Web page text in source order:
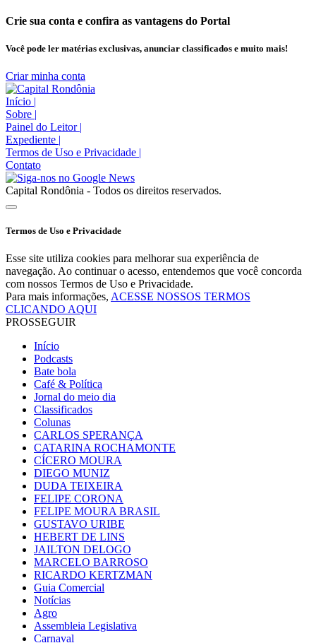
Crie sua conta e confira as vantagens do Portal
Você pode ler matérias exclusivas, anunciar classificados e muito mais!
Criar minha conta
Início |
Sobre |
Painel do Leitor |
Expediente |
Termos de Uso e Privacidade |
Contato
Capital Rondônia - Todos os direitos reservados.
Termos de Uso e Privacidade
Esse site utiliza cookies para melhorar sua experiência de
navegação. Ao continuar o acesso, entendemos que você concorda
com nossos Termos de Uso e Privacidade.
Para mais informações, ACESSE NOSSOS TERMOS
CLICANDO AQUI
PROSSEGUIR
Início
Podcasts
Bate bola
Café & Política
Jornal do meio dia
Classificados
Colunas
CARLOS SPERANÇA
CATARINA ROCHAMONTE
CÍCERO MOURA
DIEGO MUNIZ
DUDA TEIXEIRA
FELIPE CORONA
FELIPE MOURA BRASIL
GUSTAVO URIBE
HEBERT DE LINS
JAILTON DELOGO
MARCELO BARROSO
RICARDO KERTZMAN
Guia Comercial
Notícias
Agro
Assembleia Legislativa
Carnaval